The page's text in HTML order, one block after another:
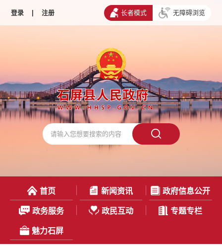
登录 | 注册 长者模式 无障碍浏览
首页 新闻资讯 政府信息公开
政务服务 政民互动 专题专栏
魅力石屏